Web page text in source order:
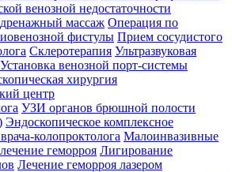
венозной недостаточности
массаж Операция по
фистулы Прием сосудистого
Склеротерапия Ультразвуковая
Установка венозной порт-системы
хирургия
центр
УЗИ органов брюшной полости
Эндоскопическое комплексное
колопроктолога Малоинвазивные
геморроя Лигирование
Лечение геморроя лазером